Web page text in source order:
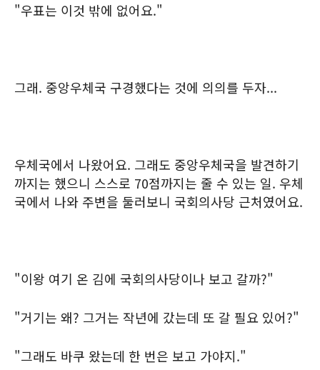
"우표는 이것 밖에 없어요."
그래. 중앙우체국 구경했다는 것에 의의를 두자...
우체국에서 나왔어요. 그래도 중앙우체국을 발견하기
까지는 했으니 스스로 70점까지는 줄 수 있는 일. 우체
국에서 나와 주변을 둘러보니 국회의사당 근처였어요.
"이왕 여기 온 김에 국회의사당이나 보고 갈까?"
"거기는 왜? 그거는 작년에 갔는데 또 갈 필요 있어?"
"그래도 바쿠 왔는데 한 번은 보고 가야지."